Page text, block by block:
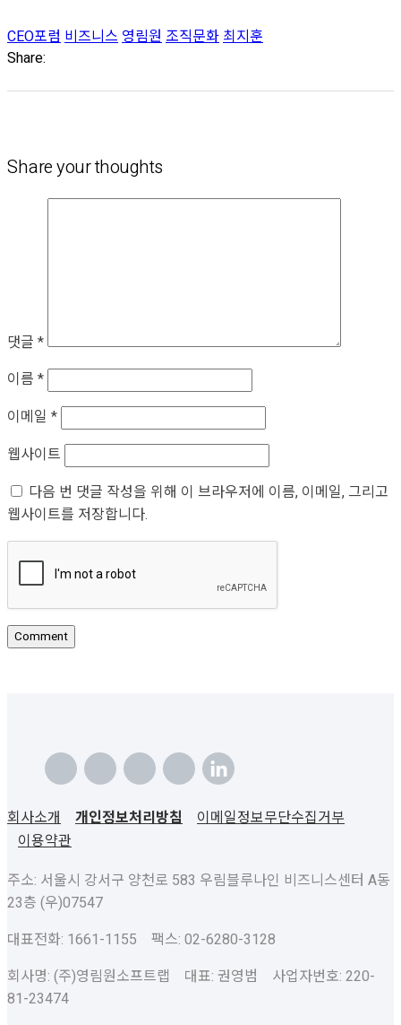
CEO포럼비즈니스영림원조직문화최지훈
Share:
Share your thoughts
댓글 *
이름 *
이메일 *
웹사이트
다음 번 댓글 작성을 위해 이 브라우저에 이름, 이메일, 그리고
웹사이트를 저장합니다.
회사소개 개인정보처리방침
이메일정보무단수집거부
이용약관
주소: 서울시 강서구 양천로 583 우림블루나인 비즈니스센터 A동
23층 (우)07547
대표전화: 1661-1155 팩스: 02-6280-3128
회사명: (주)영림원소프트랩 대표: 권영범 사업자번호: 220-
81-23474